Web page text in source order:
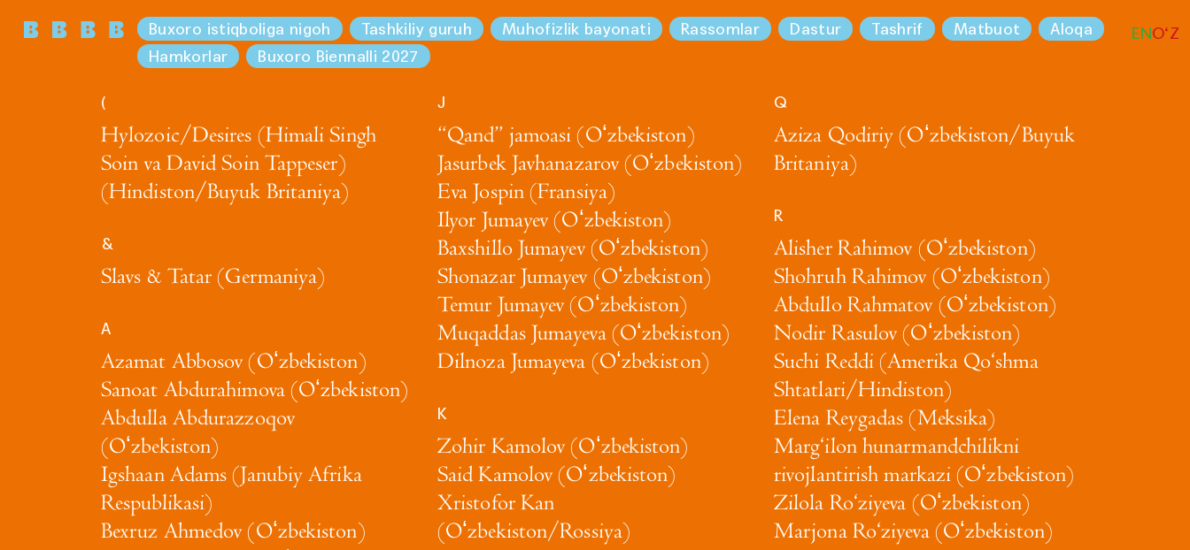
Buxoro istiqboliga nigoh Tashkiliy guruh Muhofizlik bayonati Rassomlar Dastur Tashrif Matbuot
Aloqa
Hamkorlar
Buxoro Biennalli 2027
ENO‘Z
(
Hylozoic/Desires (Himali Singh
Soin va David Soin Tappeser)
(Hindiston/Buyuk Britaniya)
&
Slavs & Tatar (Germaniya)
A
Azamat Abbosov (Oʻzbekiston)
Sanoat Abdurahimova (Oʻzbekiston)
Abdulla Abdurazzoqov
(Oʻzbekiston)
Igshaan Adams (Janubiy Afrika
Respublikasi)
Bexruz Ahmedov (Oʻzbekiston)
J
“Qand” jamoasi (Oʻzbekiston)
Jasurbek Javhanazarov (Oʻzbekiston)
Eva Jospin (Fransiya)
Ilyor Jumayev (Oʻzbekiston)
Baxshillo Jumayev (Oʻzbekiston)
Shonazar Jumayev (Oʻzbekiston)
Temur Jumayev (Oʻzbekiston)
Muqaddas Jumayeva (Oʻzbekiston)
Dilnoza Jumayeva (Oʻzbekiston)
K
Zohir Kamolov (Oʻzbekiston)
Said Kamolov (Oʻzbekiston)
Xristofor Kan
(Oʻzbekiston/Rossiya)
Q
Aziza Qodiriy (Oʻzbekiston/Buyuk
Britaniya)
R
Alisher Rahimov (Oʻzbekiston)
Shohruh Rahimov (Oʻzbekiston)
Abdullo Rahmatov (Oʻzbekiston)
Nodir Rasulov (Oʻzbekiston)
Suchi Reddi (Amerika Qo‘shma
Shtatlari/Hindiston)
Elena Reygadas (Meksika)
Marg‘ilon hunarmandchilikni
rivojlantirish markazi (Oʻzbekiston)
Zilola Ro‘ziyeva (Oʻzbekiston)
Marjona Ro‘ziyeva (Oʻzbekiston)